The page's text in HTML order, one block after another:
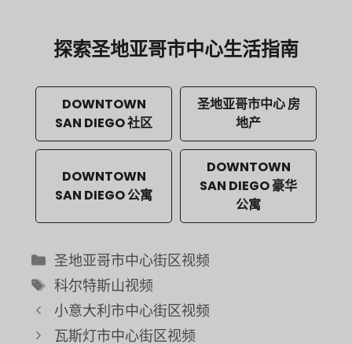
探索圣地亚哥市中心生活指南
DOWNTOWN
SAN DIEGO 社区
圣地亚哥市中心 房
地产
DOWNTOWN
SAN DIEGO 公寓
DOWNTOWN
SAN DIEGO 豪华
公寓
类
别
圣地亚哥市中心街区视频
标
签
科尔特斯山视频
小意大利市中心街区视频
瓦斯灯市中心街区视频